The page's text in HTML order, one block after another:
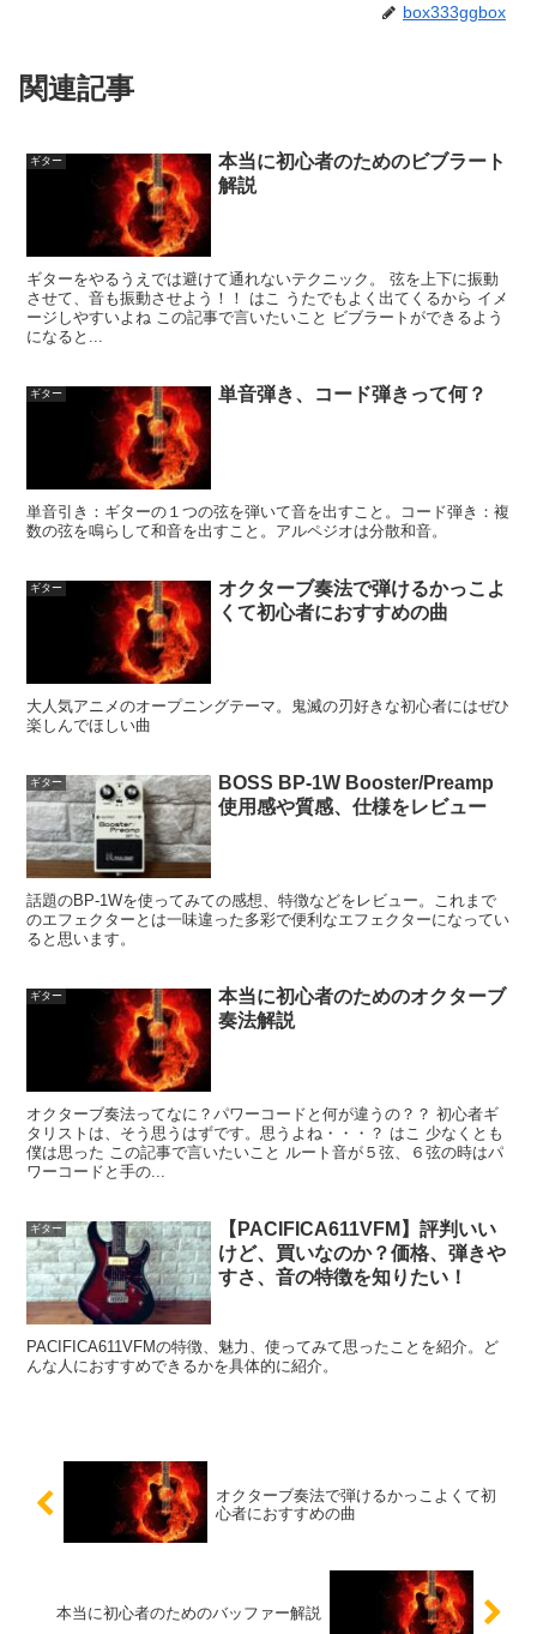
box333ggbox
関連記事
ギター
本当に初心者のためのビブラート
解説
ギターをやるうえでは避けて通れないテクニック。 弦を上下に振動
させて、音も振動させよう！！ はこ うたでもよく出てくるから イメ
ージしやすいよね この記事で言いたいこと ビブラートができるよう
になると...
ギター 単音弾き、コード弾きって何？
単音引き：ギターの１つの弦を弾いて音を出すこと。コード弾き：複
数の弦を鳴らして和音を出すこと。アルペジオは分散和音。
ギター
オクターブ奏法で弾けるかっこよ
くて初心者におすすめの曲
大人気アニメのオープニングテーマ。鬼滅の刃好きな初心者にはぜひ
楽しんでほしい曲
ギター
BOSS BP-1W Booster/Preamp
使用感や質感、仕様をレビュー
話題のBP-1Wを使ってみての感想、特徴などをレビュー。これまで
のエフェクターとは一味違った多彩で便利なエフェクターになってい
ると思います。
ギター
本当に初心者のためのオクターブ
奏法解説
オクターブ奏法ってなに？パワーコードと何が違うの？？ 初心者ギ
タリストは、そう思うはずです。思うよね・・・？ はこ 少なくとも
僕は思った この記事で言いたいこと ルート音が５弦、６弦の時はパ
ワーコードと手の...
ギター
【PACIFICA611VFM】評判いい
けど、買いなのか？価格、弾きや
すさ、音の特徴を知りたい！
PACIFICA611VFMの特徴、魅力、使ってみて思ったことを紹介。ど
んな人におすすめできるかを具体的に紹介。
オクターブ奏法で弾けるかっこよくて初
心者におすすめの曲
本当に初心者のためのバッファー解説